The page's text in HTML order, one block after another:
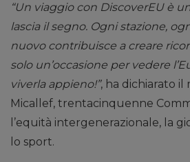
“Un viaggio con DiscoverEU è
lascia il segno. Ogni stazione,
nuovo contribuisce a creare
solo un’occasione per vedere
viverla appieno!”, ha dichiarato il
Micallef, trentacinquenne
l’equità intergenerazionale, la
lo sport.